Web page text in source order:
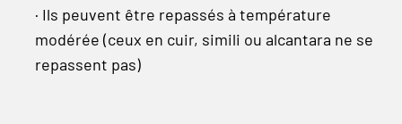
· Ils peuvent être repassés à température
modérée (ceux en cuir, simili ou alcantara ne se
repassent pas)